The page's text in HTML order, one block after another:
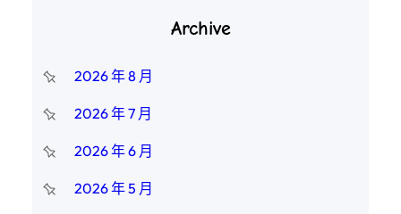
Archive
2026 年 8 月
2026 年 7 月
2026 年 6 月
2026 年 5 月